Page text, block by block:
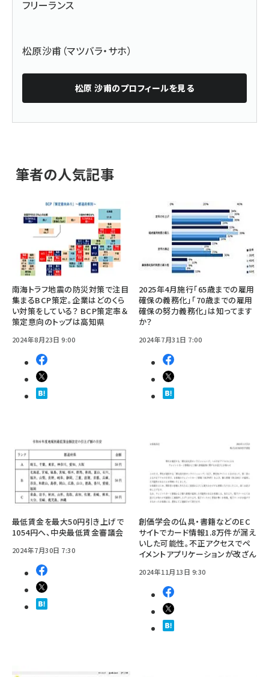
フリーランス
松原沙甫（マツバラ・サホ）
松原 沙甫のプロフィールを見る
筆者の人気記事
南海トラフ地震の防災対策で注目
集まるBCP策定。企業はどのくら
い対策をしている？ BCP策定率＆
策定意向のトップは高知県
2024年8月23日 9:00
2025年4月施行「65歳までの雇用
確保の義務化」「70歳までの雇用
確保の努力義務化」は知ってます
か？
2024年7月31日 7:00
最低賃金を最大50円引き上げで
1054円へ、中央最低賃金審議会
2024年7月30日 7:30
創価学会の仏具・書籍などのEC
サイトでカード情報1.8万件が漏え
いした可能性。不正アクセスでペ
イメントアプリケーションが改ざん
2024年11月13日 9:30